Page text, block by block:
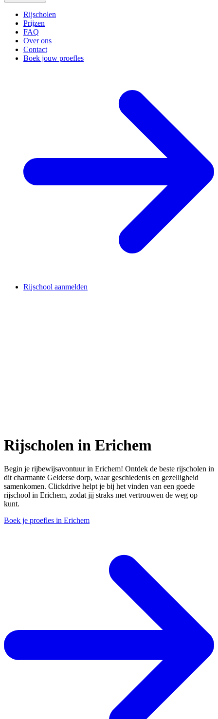
Rijscholen
Prijzen
FAQ
Over ons
Contact
Boek jouw proefles
Rijschool aanmelden
Rijscholen in Erichem
Begin je rijbewijsavontuur in Erichem! Ontdek de beste rijscholen in
dit charmante Gelderse dorp, waar geschiedenis en gezelligheid
samenkomen. Clickdrive helpt je bij het vinden van een goede
rijschool in Erichem, zodat jij straks met vertrouwen de weg op
kunt.
Boek je proefles in Erichem